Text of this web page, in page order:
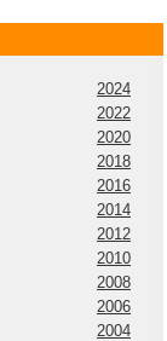
2024
2022
2020
2018
2016
2014
2012
2010
2008
2006
2004